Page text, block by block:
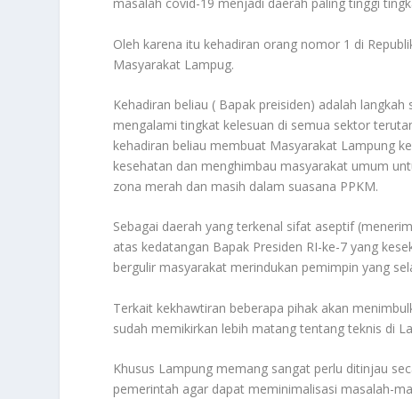
Oleh karena itu kehadiran orang nomor 1 di
Masyarakat Lampug.
Kehadiran beliau ( Bapak preisiden) adalah
mengalami tingkat kelesuan di semua sektor
kehadiran beliau membuat Masyarakat Lampung
kesehatan dan menghimbau masyarakat umum
zona merah dan masih dalam suasana PPKM.
Sebagai daerah yang terkenal sifat aseptif
atas kedatangan Bapak Presiden RI-ke-7 yang
bergulir masyarakat merindukan pemimpin yang
Terkait kekhawtiran beberapa pihak akan
sudah memikirkan lebih matang tentang teknis di
Khusus Lampung memang sangat perlu ditinjau
pemerintah agar dapat meminimalisasi masalah-